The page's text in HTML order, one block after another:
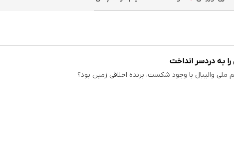
را به دردسر انداخت
والیبال با وجود شکست، برنده اخلاقی زمین بود؟